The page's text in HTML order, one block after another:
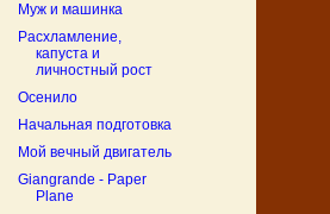
Муж и машинка
Расхламление,
капуста и
личностный рост
Осенило
Начальная подготовка
Мой вечный двигатель
Giangrande - Paper
Plane